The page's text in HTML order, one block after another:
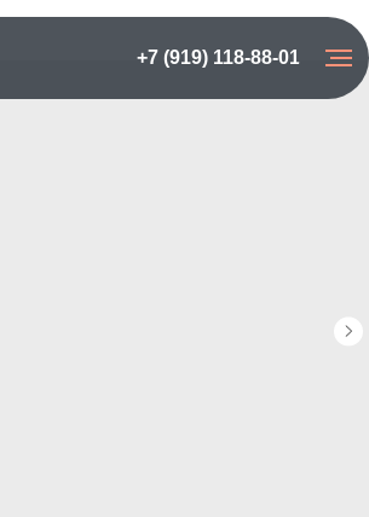
+7 (919) 118-88-01